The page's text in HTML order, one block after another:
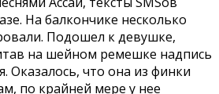
На балкончике несколько
Подошел к девушке,
на шейном ремешке надпись
Оказалось, что она из финки
по крайней мере у нее